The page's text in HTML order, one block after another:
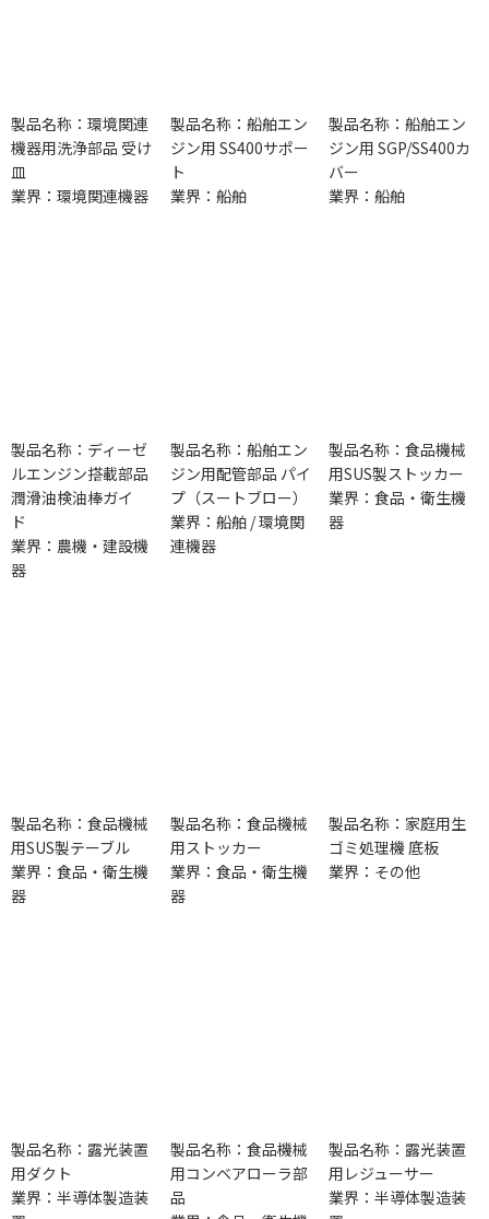
製品名称：環境関連
機器用洗浄部品 受け
皿
業界：環境関連機器
製品名称：船舶エン
ジン用 SS400サポー
ト
業界：船舶
製品名称：船舶エン
ジン用 SGP/SS400カ
バー
業界：船舶
製品名称：ディーゼ
ルエンジン搭載部品
潤滑油検油棒ガイ
ド
業界：農機・建設機
器
製品名称：船舶エン
ジン用配管部品 パイ
プ（スートブロー）
業界：船舶 / 環境関
連機器
製品名称：食品機械
用SUS製ストッカー
業界：食品・衛生機
器
製品名称：食品機械
用SUS製テーブル
業界：食品・衛生機
器
製品名称：食品機械
用ストッカー
業界：食品・衛生機
器
製品名称：家庭用生
ゴミ処理機 底板
業界：その他
製品名称：露光装置
用ダクト
業界：半導体製造装
製品名称：食品機械
用コンベアローラ部
品
製品名称：露光装置
用レジューサー
業界：半導体製造装